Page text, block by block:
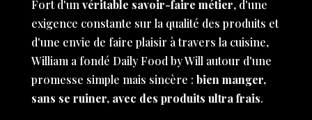
Fort d'unvéritable savoir-faire métier, d'une
exigence constante sur la qualité des produits et
d'une envie de faire plaisir à travers la cuisine,
William a fondé Daily Food by Will autour d'une
promesse simple mais sincère : bien manger,
sans se ruiner, avec des produits ultra frais.